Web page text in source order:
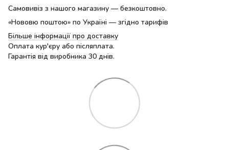
Самовивіз з нашого магазину — безкоштовно.
«Нововю поштою» по Україні — згідно тарифів
Більше інформації про доставку
Оплата кур'єру або післяплата.
Гарантія від виробника 30 днів.